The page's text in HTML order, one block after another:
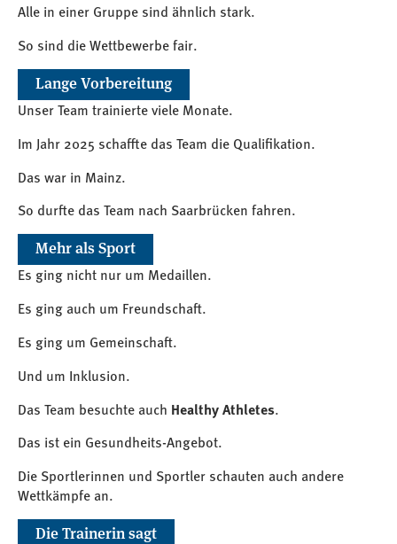
Alle in einer Gruppe sind ähnlich stark.
So sind die Wettbewerbe fair.
Lange Vorbereitung
Unser Team trainierte viele Monate.
Im Jahr 2025 schaffte das Team die Qualifikation.
Das war in Mainz.
So durfte das Team nach Saarbrücken fahren.
Mehr als Sport
Es ging nicht nur um Medaillen.
Es ging auch um Freundschaft.
Es ging um Gemeinschaft.
Und um Inklusion.
Das Team besuchte auch Healthy Athletes.
Das ist ein Gesundheits-Angebot.
Die Sportlerinnen und Sportler schauten auch andere
Wettkämpfe an.
Die Trainerin sagt